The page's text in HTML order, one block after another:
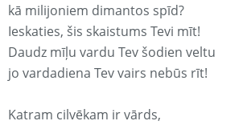
kā milijoniem dimantos spīd?
Ieskaties, šis skaistums Tevi mīt!
Daudz mīļu vardu Tev šodien veltu
jo vardadiena Tev vairs nebūs rīt!
Katram cilvēkam ir vārds,